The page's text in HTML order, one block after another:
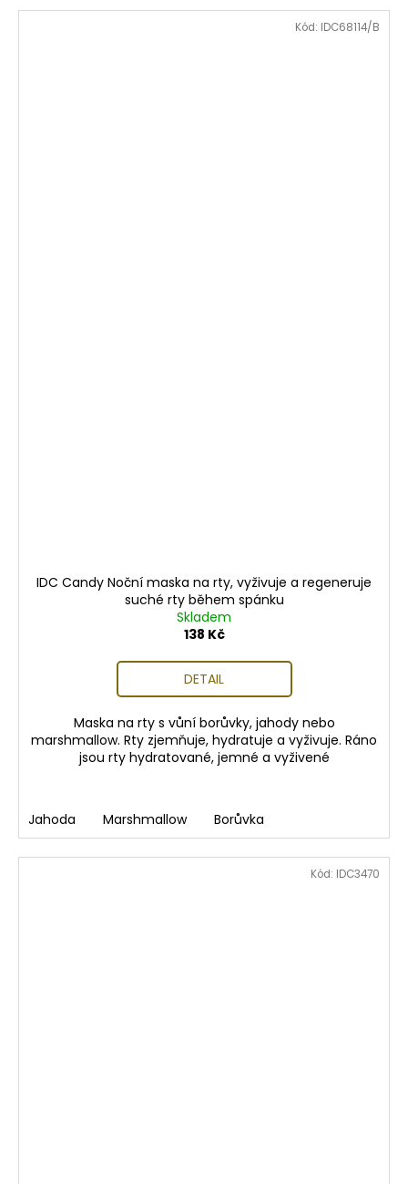
IDC Candy Noční maska na rty, vyživuje a regeneruje
suché rty během spánku
Skladem
138 Kč
DETAIL
Maska na rty s vůní borůvky, jahody nebo
marshmallow. Rty zjemňuje, hydratuje a vyživuje. Ráno
jsou rty hydratované, jemné a vyživené
Jahoda Marshmallow Borůvka
Kód: IDC68114/B
Kód: IDC3470